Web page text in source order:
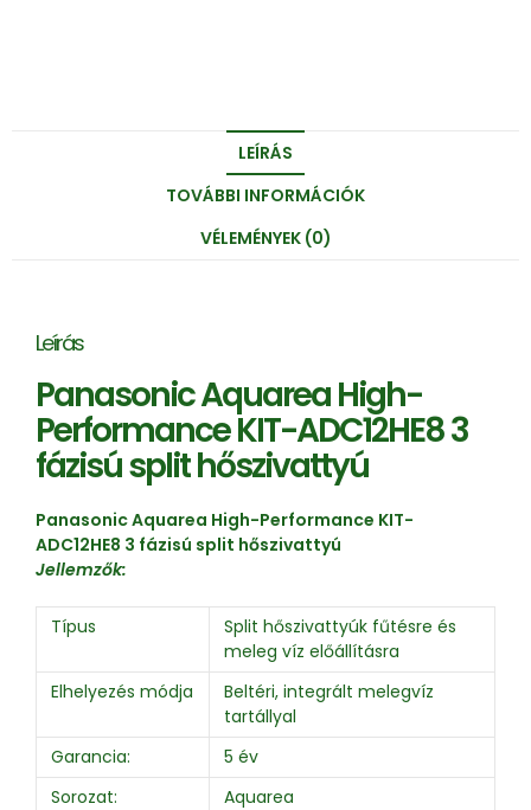
LEÍRÁS
TOVÁBBI INFORMÁCIÓK
VÉLEMÉNYEK (0)
Leírás
Panasonic Aquarea High-
Performance KIT-ADC12HE8 3
fázisú split hőszivattyú
Panasonic Aquarea High-Performance KIT-
ADC12HE8 3 fázisú split hőszivattyú
Jellemzők:
Típus
Split hőszivattyúk fűtésre és
meleg víz előállításra
Elhelyezés módja
Beltéri, integrált melegvíz
tartállyal
Garancia:
5 év
Sorozat:
Aquarea